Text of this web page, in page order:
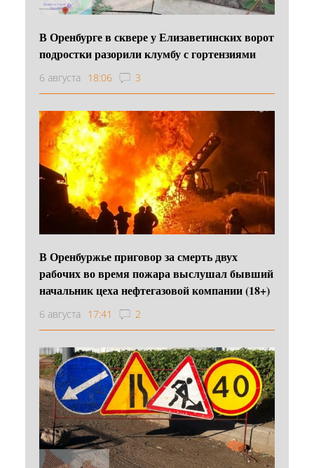
В Оренбурге в сквере у Елизаветинских ворот
подростки разорили клумбу с гортензиями
6 августа 18:06 3
В Оренбуржье приговор за смерть двух
рабочих во время пожара выслушал бывший
начальник цеха нефтегазовой компании (18+)
6 августа 17:41 2